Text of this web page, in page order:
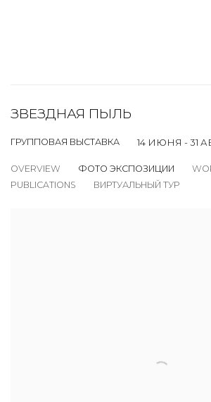
ЗВЕЗДНАЯ ПЫЛЬ
ГРУППОВАЯ ВЫСТАВКА 14 ИЮНЯ - 31
OVERVIEW ФОТО ЭКСПОЗИЦИИ
PUBLICATIONS
ВИРТУАЛЬНЫЙ ТУР